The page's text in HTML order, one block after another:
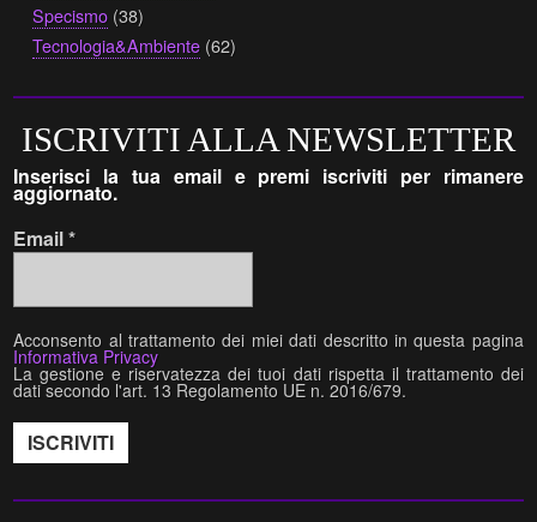
Specismo (38)
Tecnologia&Ambiente (62)
ISCRIVITI ALLA NEWSLETTER
Inserisci la tua email e premi iscriviti per rimanere
aggiornato.
Email*
Acconsento al trattamento dei miei dati descritto in questa pagina
Informativa Privacy
La gestione e riservatezza dei tuoi dati rispetta il trattamento dei
dati secondo l'art. 13 Regolamento UE n. 2016/679.